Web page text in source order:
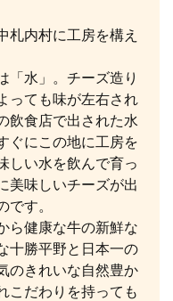
札内村に工房を構え
「水」。チーズ造り
っても味が左右され
飲食店で出された水
ぐにこの地に工房を
しい水を飲んで育っ
美味しいチーズが出
です。
ら健康な牛の新鮮な
十勝平野と日本一の
のきれいな自然豊か
こだわりを持っても